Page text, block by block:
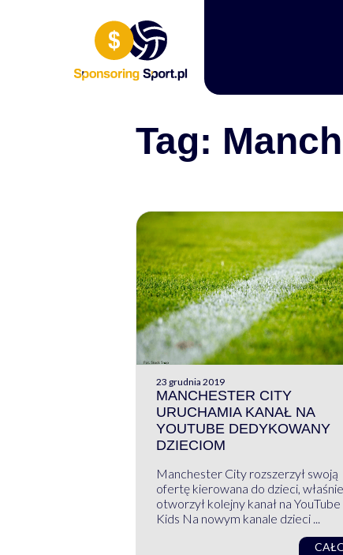
Tag:
23 grudnia 2019
MANCHESTER CITY
URUCHAMIA KANAŁ NA
YOUTUBE DEDYKOWANY
DZIECIOM
Manchester City rozszerzył swoją
ofertę kierowana do dzieci, właśnie
otworzył kolejny kanał na YouTube
Kids Na nowym kanale dzieci ...